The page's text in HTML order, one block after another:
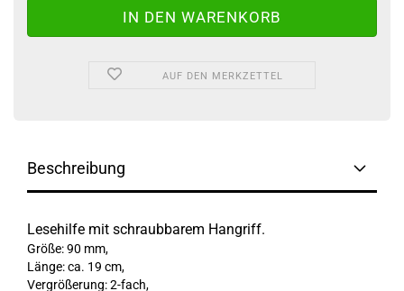
AUF DEN MERKZETTEL
Beschreibung
Lesehilfe mit schraubbarem Hangriff.
Größe: 90 mm,
Länge: ca. 19 cm,
Vergrößerung: 2-fach,